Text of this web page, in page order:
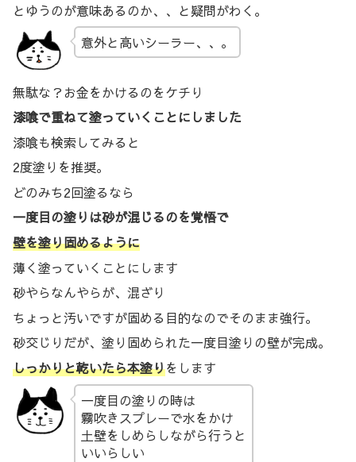
とゆうのが意味あるのか、、と疑問がわく。
意外と高いシーラー、、。
無駄な？お金をかけるのをケチり
漆喰で重ねて塗っていくことにしました
漆喰も検索してみると
2度塗りを推奨。
どのみち2回塗るなら
一度目の塗りは砂が混じるのを覚悟で
壁を塗り固めるように
薄く塗っていくことにします
砂やらなんやらが、混ざり
ちょっと汚いですが固める目的なのでそのまま強行。
砂交じりだが、塗り固められた一度目塗りの壁が完成。
しっかりと乾いたら本塗りをします
一度目の塗りの時は
霧吹きスプレーで水をかけ
土壁をしめらしながら行うと
いいらしい